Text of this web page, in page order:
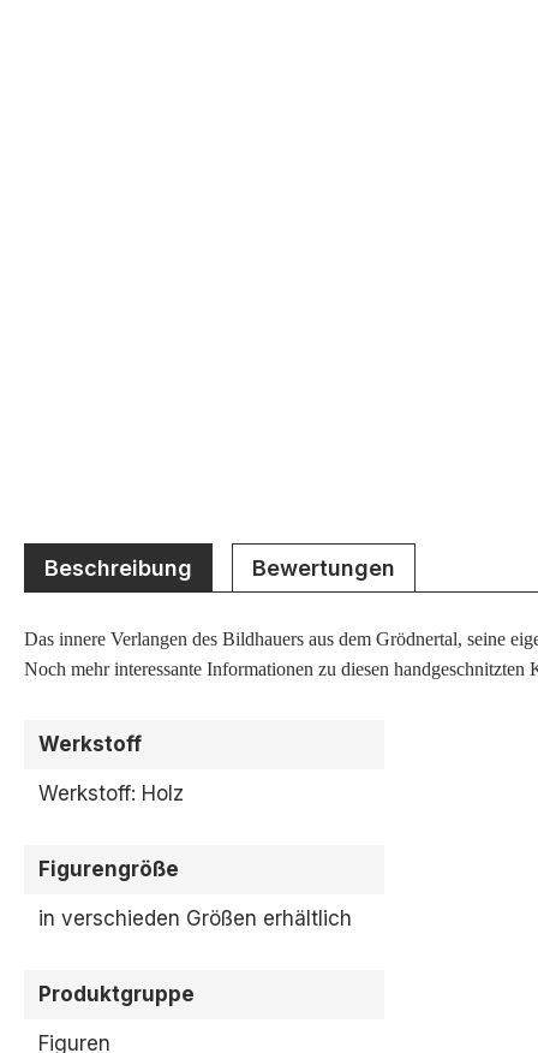
Beschreibung Bewertungen
Das innere Verlangen des Bildhauers aus dem Grödnertal, seine
Noch mehr interessante Informationen zu diesen
Werkstoff
Werkstoff: Holz
Figurengröße
in verschieden Größen erhältlich
Produktgruppe
Figuren